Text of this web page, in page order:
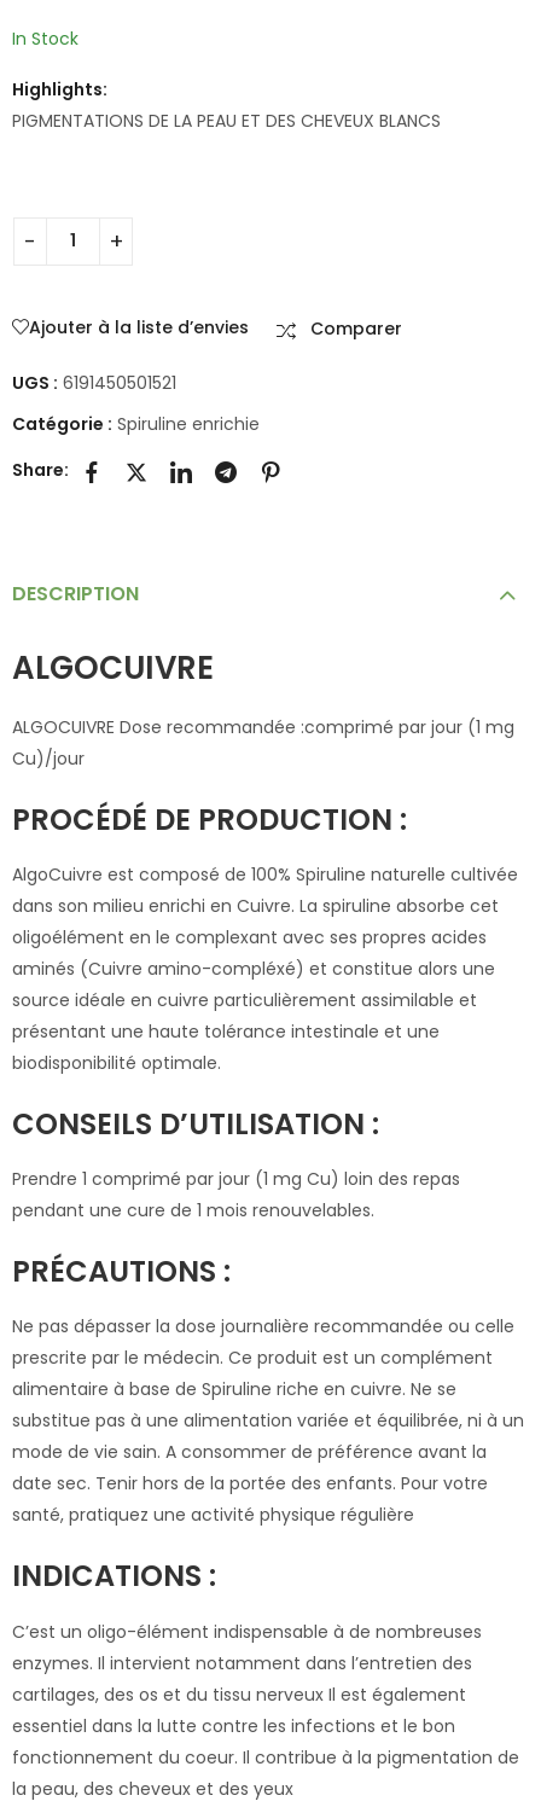
In Stock
Highlights:
PIGMENTATIONS DE LA PEAU ET DES CHEVEUX BLANCS
Ajouter à la liste d’envies Comparer
UGS : 6191450501521
Catégorie : Spiruline enrichie
Share:
DESCRIPTION
ALGOCUIVRE
ALGOCUIVRE Dose recommandée :comprimé par jour (1 mg
Cu)/jour
PROCÉDÉ DE PRODUCTION :
AlgoCuivre est composé de 100% Spiruline naturelle cultivée
dans son milieu enrichi en Cuivre. La spiruline absorbe cet
oligoélément en le complexant avec ses propres acides
aminés (Cuivre amino-compléxé) et constitue alors une
source idéale en cuivre particulièrement assimilable et
présentant une haute tolérance intestinale et une
biodisponibilité optimale.
CONSEILS D’UTILISATION :
Prendre 1 comprimé par jour (1 mg Cu) loin des repas
pendant une cure de 1 mois renouvelables.
PRÉCAUTIONS :
Ne pas dépasser la dose journalière recommandée ou celle
prescrite par le médecin. Ce produit est un complément
alimentaire à base de Spiruline riche en cuivre. Ne se
substitue pas à une alimentation variée et équilibrée, ni à un
mode de vie sain. A consommer de préférence avant la
date sec. Tenir hors de la portée des enfants. Pour votre
santé, pratiquez une activité physique régulière
INDICATIONS :
C’est un oligo-élément indispensable à de nombreuses
enzymes. Il intervient notamment dans l’entretien des
cartilages, des os et du tissu nerveux Il est également
essentiel dans la lutte contre les infections et le bon
fonctionnement du coeur. Il contribue à la pigmentation de
la peau, des cheveux et des yeux